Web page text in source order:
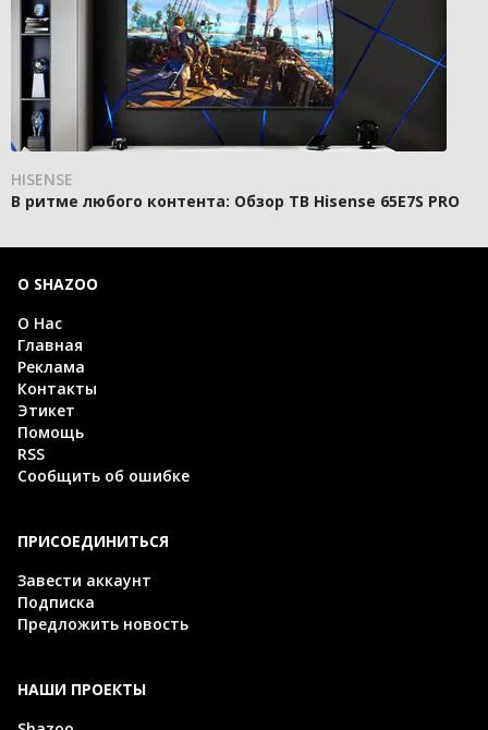
HISENSE
В ритме любого контента: Обзор ТВ Hisense 65E7S PRO
О SHAZOO
О Нас
Главная
Реклама
Контакты
Этикет
Помощь
RSS
Сообщить об ошибке
ПРИСОЕДИНИТЬСЯ
Завести аккаунт
Подписка
Предложить новость
НАШИ ПРОЕКТЫ